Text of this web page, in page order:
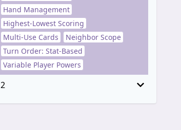
Hand Management
Highest-Lowest Scoring
Multi-Use Cards
Neighbor Scope
Turn Order: Stat-Based
Variable Player Powers
2